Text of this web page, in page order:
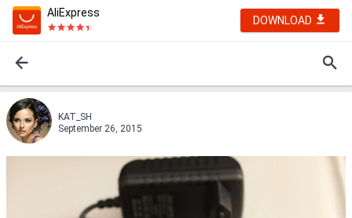
AliExpress
DOWNLOAD
KAT_SH
September 26, 2015